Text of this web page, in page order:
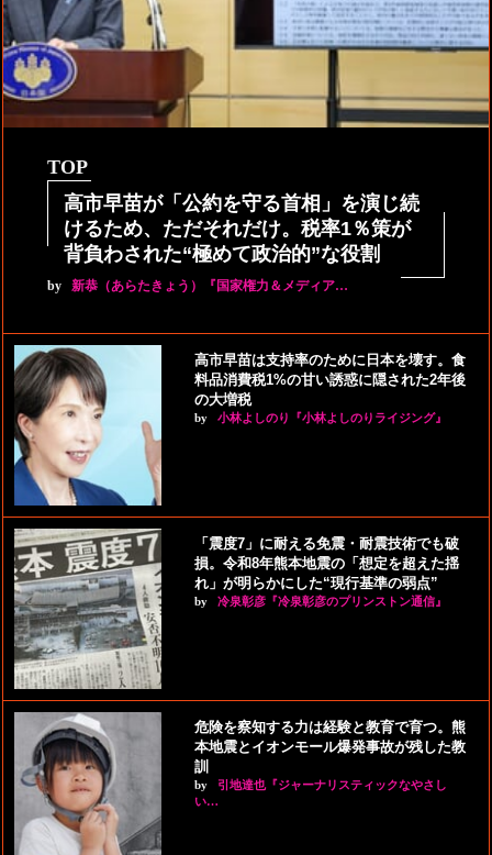
TOP
高市早苗が「公約を守る首相」を演じ続
けるため、ただそれだけ。税率1％策が
背負わされた“極めて政治的”な役割
by 新恭（あらたきょう）『国家権力＆メディア…
高市早苗は支持率のために日本を壊す。食
料品消費税1%の甘い誘惑に隠された2年後
の大増税
by 小林よしのり『小林よしのりライジング』
「震度7」に耐える免震・耐震技術でも破
損。令和8年熊本地震の「想定を超えた揺
れ」が明らかにした“現行基準の弱点”
by 冷泉彰彦『冷泉彰彦のプリンストン通信』
危険を察知する力は経験と教育で育つ。熊
本地震とイオンモール爆発事故が残した教
訓
by
引地達也『ジャーナリスティックなやさし
い…